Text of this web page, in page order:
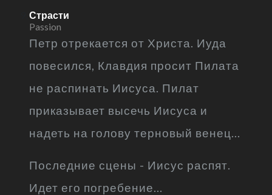
Страсти
Passion
Петр отрекается от Христа. Иуда
повесился, Клавдия просит Пилата
не распинать Иисуса. Пилат
приказывает высечь Иисуса и
надеть на голову терновый венец...
Последние сцены - Иисус распят.
Идет его погребение...